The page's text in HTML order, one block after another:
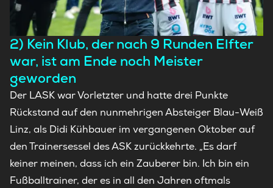
2) Kein Klub, der nach 9 Runden Elfter
war, ist am Ende noch Meister
geworden
Der LASK war Vorletzter und hatte drei Punkte
Rückstand auf den nunmehrigen Absteiger Blau-Weiß
Linz, als Didi Kühbauer im vergangenen Oktober auf
den Trainersessel des ASK zurückkehrte. „Es darf
keiner meinen, dass ich ein Zauberer bin. Ich bin ein
Fußballtrainer, der es in all den Jahren oftmals